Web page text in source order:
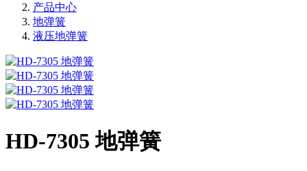
产品中心
地弹簧
液压地弹簧
HD-7305 地弹簧